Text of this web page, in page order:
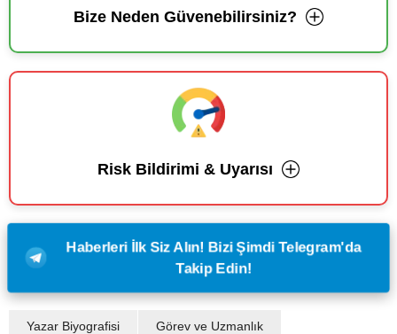
Bize Neden Güvenebilirsiniz?
Risk Bildirimi & Uyarısı
Haberleri İlk Siz Alın! Bizi Şimdi Telegram'da
Takip Edin!
Yazar Biyografisi Görev ve Uzmanlık